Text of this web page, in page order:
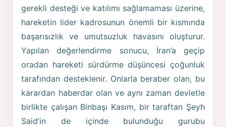
gerekli desteği ve katılımı sağlamaması üzerine,
hareketin lider kadrosunun önemli bir kısmında
başarısızlık ve umutsuzluk havasını oluşturur.
Yapılan değerlendirme sonucu, İran’a geçip
oradan hareketi sürdürme düşüncesi çoğunluk
tarafından desteklenir. Onlarla beraber olan, bu
karardan haberdar olan ve aynı zaman devletle
birlikte çalışan Binbaşı Kasım, bir taraftan Şeyh
Said’in de içinde bulunduğu gurubu